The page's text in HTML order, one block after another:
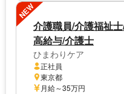
NEW
介護職員/介護福祉
高給与/介護士
ひまわりケア
正社員
東京都
月給～35万円